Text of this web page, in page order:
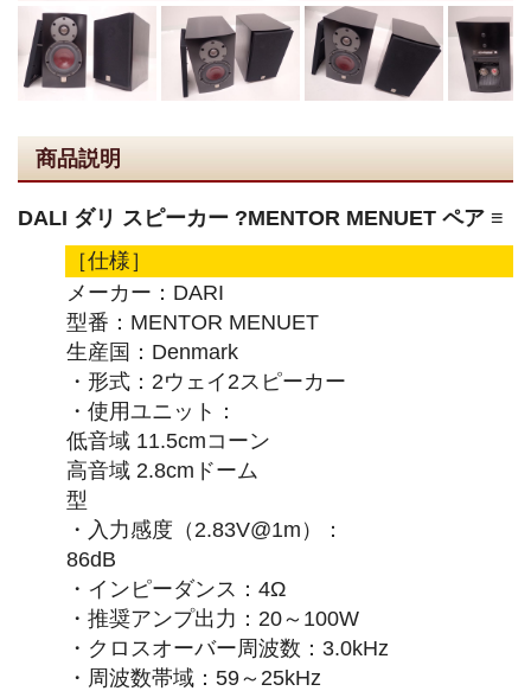
商品説明
DALI ダリ スピーカー ?MENTOR MENUET ペア ≡
［仕様］
メーカー：DARI
型番：MENTOR MENUET
生産国：Denmark
・形式：2ウェイ2スピーカー
・使用ユニット：
低音域 11.5cmコーン
高音域 2.8cmドーム
型
・入力感度（2.83V@1m）：
86dB
・インピーダンス：4Ω
・推奨アンプ出力：20～100W
・クロスオーバー周波数：3.0kHz
・周波数帯域：59～25kHz